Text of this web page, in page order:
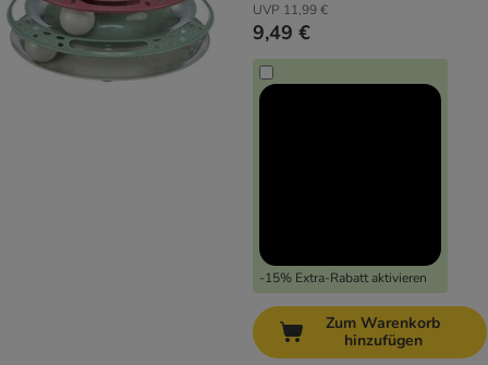
UVP 11,99 €
9,49 €
-15% Extra-Rabatt aktivieren
Zum Warenkorb
hinzufügen